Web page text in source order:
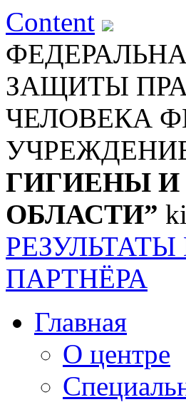
Content
ЗАЩИТЫ
ЧЕЛОВЕКА
ГИГИЕНЫ
ОБЛАСТИ”
ПАРТНЁРА
Главная
О центре